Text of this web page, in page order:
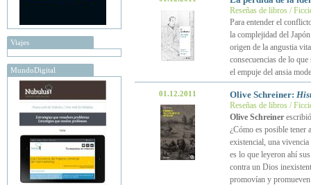
Viajes
MundoDigital
Reseñas de libros /
Para entender el
la complejidad del
origen de la angustia
consecuencias de lo
el empuje del ansia
01.12.2011 Olive Schreiner:
Reseñas de libros /
Olive Schreiner
¿Cómo es posible tener
existencial, una
es lo que leyeron ahí
contra un Dios
promovían y